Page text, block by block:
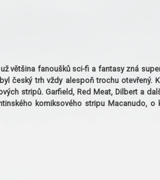
většina fanoušků sci-fi a fantasy zná
český trh vždy alespoň trochu otevřený.
stripů. Garfield, Red Meat, Dilbert a
komiksového stripu Macanudo, o